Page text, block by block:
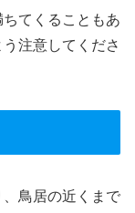
てくることもあ
注意してくださ
鳥居の近くまで